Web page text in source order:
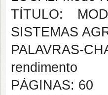
TÍTULO:
SISTEMAS
PALAVRAS-
rendimento
PÁGINAS: 60